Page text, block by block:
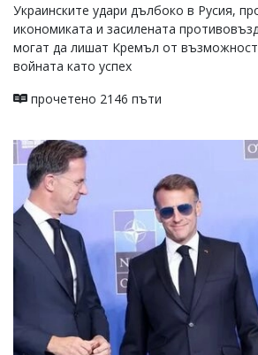
Украинските удари дълбоко в Русия,
икономиката и засилената
могат да лишат Кремъл от
войната като успех
прочетено 2146 пъти